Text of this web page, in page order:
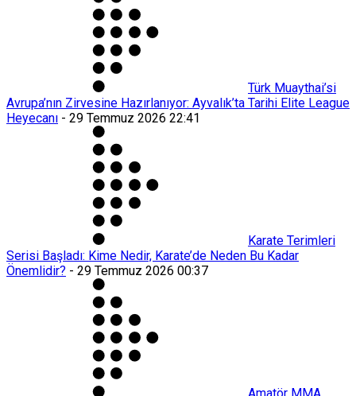
Türk Muaythai’si
Avrupa’nın Zirvesine Hazırlanıyor: Ayvalık’ta Tarihi Elite League
Heyecanı - 29 Temmuz 2026 22:41
Karate Terimleri
Serisi Başladı: Kime Nedir, Karate’de Neden Bu Kadar
Önemlidir? - 29 Temmuz 2026 00:37